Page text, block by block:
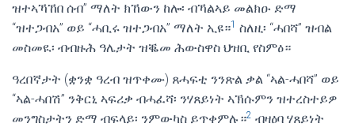
ዝተኣኻኸበ ሰብ” ማለት ክኸውን ከሎ፡ ብኻልኣይ መልክዑ ድማ
“ዝተጋብአ” ወይ “ሓቢሩ ዝተጋብአ” ማለት ኢዩ።1 ስለዚ፡ “ሓበሻ” ዝብል
መስመዪ፡ ብብዙሕ ዓሌታት ዝቘመ ሕውስዋስ ህዝቢ የስምዕ።
ዓረበኛታት (ቋንቋ ዓረብ ዝጥቀሙ) ጸሓፍቲ ንንጽል ቃል “ኣል-ሓበሻ” ወይ
“ኣል-ሓበሽ” ንቅርኒ ኣፍሪቃ ብሓፈሻ፡ ንሃጸይነት ኣኽሱምን ዝተረስተይዎ
መንግስታትን ድማ ብፍላይ፡ ንምውካስ ይጥቀምሉ።2 ብዛዕባ ሃጸይነት